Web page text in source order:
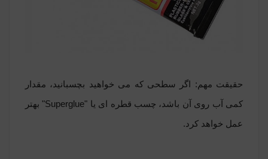
حقیقت مهم: اگر سطحی که می خواهید بچسبانید، مقدار
کمی آب روی آن باشد، چسب قطره ای یا "Superglue" بهتر
عمل خواهد کرد.